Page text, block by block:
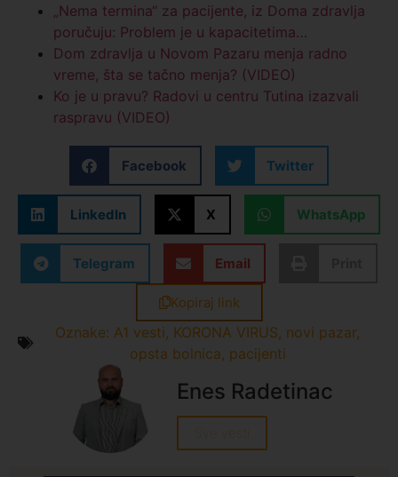
„Nema termina“ za pacijente, iz Doma zdravlja
poručuju: Problem je u kapacitetima…
Dom zdravlja u Novom Pazaru menja radno
vreme, šta se tačno menja? (VIDEO)
Ko je u pravu? Radovi u centru Tutina izazvali
raspravu (VIDEO)
Facebook Twitter
LinkedIn X WhatsApp
Telegram Email
Kopiraj link
Oznake: A1 vesti, KORONA VIRUS, novi pazar,
opsta bolnica, pacijenti
Enes Radetinac
Sve vesti